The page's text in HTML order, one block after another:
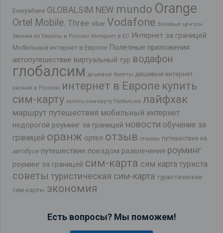
Everywhere GLOBALSIM NEW mundo Orange
Ortel Mobile. Three viber Vodafone Визовые центры
Звонки из Европы в Россию Интернет в ЕС Интернет за границей
Мобильный интернет в Европе Полезные приложения
автопутешествие виртуальный тур водафон
глобалсим дешевые билеты дешевый интернет
звонки в Россию интернет в Европе купить
сим-карту купить сим-карту Глобалсим лайфхак
маршрут путешествия мобильный интернет
недорогой роуминг за границей новости обучение за
границей оранж ортел отзыв отзывы путешествие на
автобусе путешествие поездом развлечения роуминг
роуминг за границей сим-карта сим карта туриста
советы туристическая сим-карта туристические
сим-карты экономия
Есть вопросы? Мы поможем!